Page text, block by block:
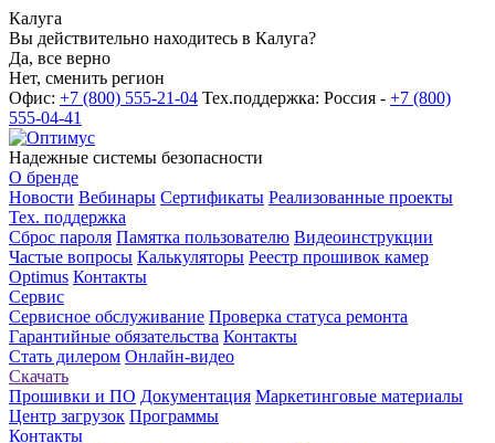
Калуга
Вы действительно находитесь в Калуга?
Да, все верно
Нет, сменить регион
Офис: +7 (800) 555-21-04 Тех.поддержка: Россия - +7 (800)
555-04-41
Надежные системы безопасности
О бренде
Новости Вебинары Сертификаты Реализованные проекты
Тех. поддержка
Сброс пароля Памятка пользователю Видеоинструкции
Частые вопросы Калькуляторы Реестр прошивок камер
Optimus Контакты
Сервис
Сервисное обслуживание Проверка статуса ремонта
Гарантийные обязательства Контакты
Стать дилером Онлайн-видео
Скачать
Прошивки и ПО Документация Маркетинговые материалы
Центр загрузок Программы
Контакты